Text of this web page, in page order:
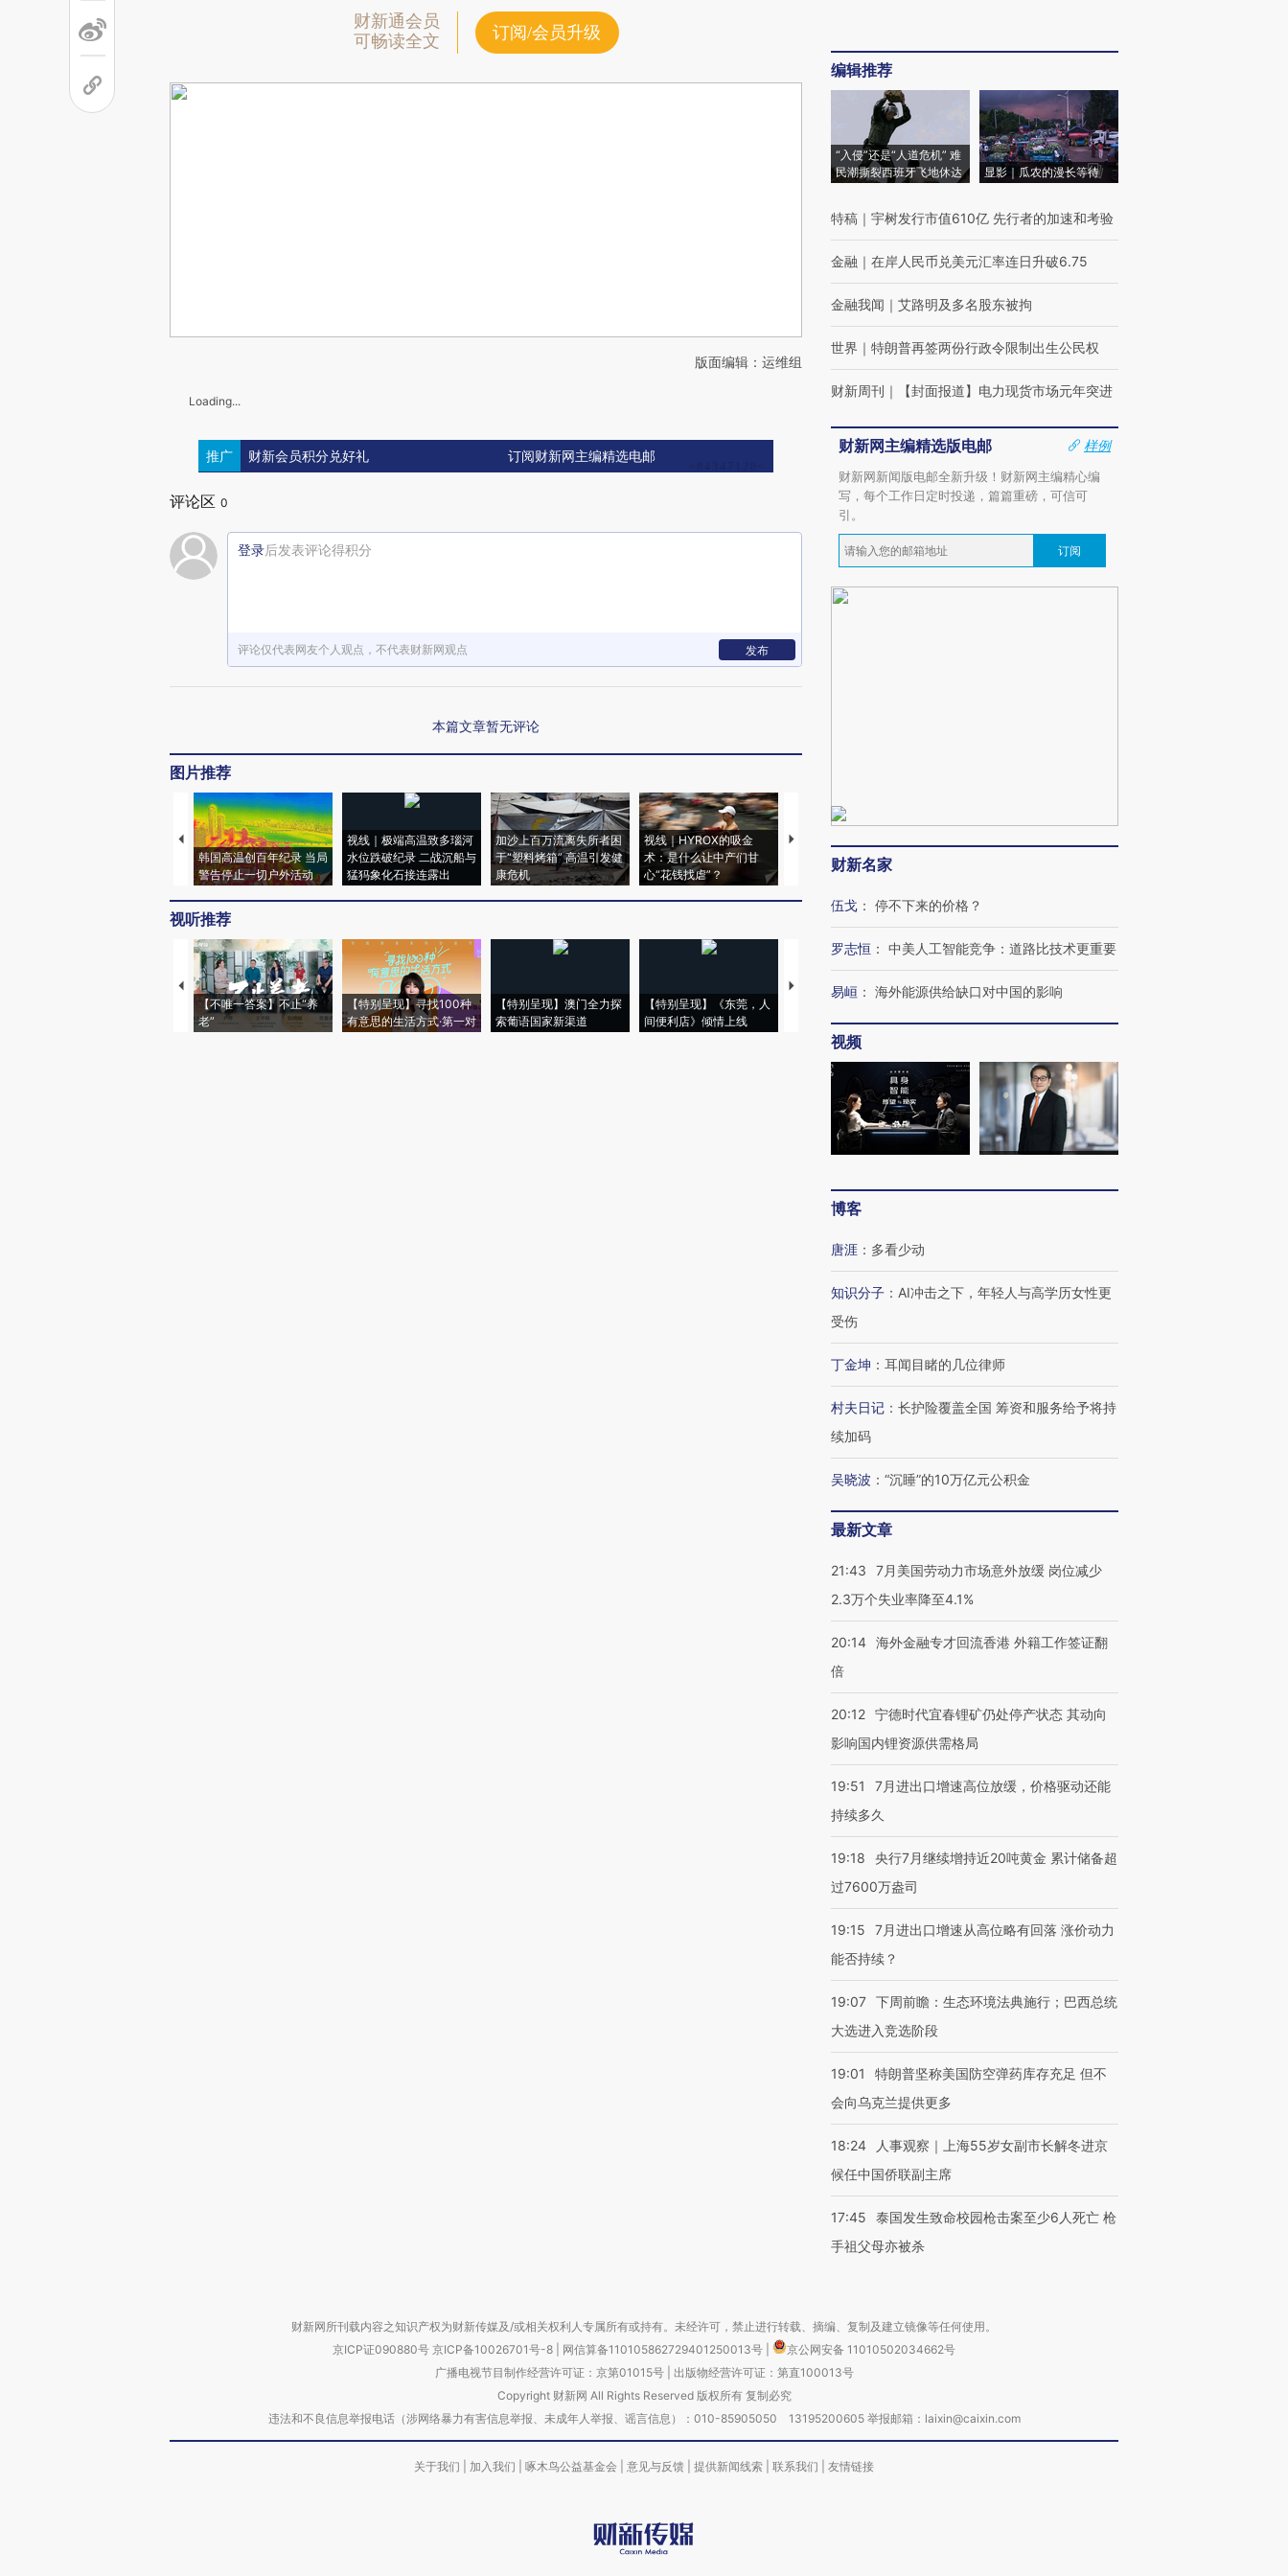
财新通会员
可畅读全文
订阅/会员升级
版面编辑：运维组
Loading...
推广 财新会员积分兑好礼 订阅财新网主编精选电邮
评论区 0
登录后发表评论得积分
评论仅代表网友个人观点，不代表财新网观点 发布
本篇文章暂无评论
图片推荐
韩国高温创百年纪录 当局
警告停止一切户外活动
视线｜极端高温致多瑙河
水位跌破纪录 二战沉船与
猛犸象化石接连露出
加沙上百万流离失所者困
于“塑料烤箱” 高温引发健
康危机
视线｜HYROX的吸金
术：是什么让中产们甘
心“花钱找虐”？
马航飞行员跨国走私7万
粒摇头丸 尿检体内含3种
视听推荐
【不唯一答案】不止“养
老”
【特别呈现】寻找100种
有意思的生活方式·第一对
【特别呈现】澳门全力探
索葡语国家新渠道
【特别呈现】《东莞，人
间便利店》倾情上线
【推广】走进第四届链博
有意思的生活方式·第三对
住三大增长引擎是什么？
编辑推荐
“入侵”还是“人道危机” 难
民潮撕裂西班牙飞地休达
显影｜瓜农的漫长等待
特稿 ｜ 宇树发行市值610亿 先行者的加速和考验
金融 ｜ 在岸人民币兑美元汇率连日升破6.75
金融我闻 ｜ 艾路明及多名股东被拘
世界 ｜ 特朗普再签两份行政令限制出生公民权
财新周刊 ｜ 【封面报道】电力现货市场元年突进
财新网主编精选版电邮
样例
财新网新闻版电邮全新升级！财新网主编精心编
写，每个工作日定时投递，篇篇重磅，可信可
引。
订阅
财新名家
伍戈 ： 停不下来的价格？
罗志恒 ： 中美人工智能竞争：道路比技术更重要
易峘 ： 海外能源供给缺口对中国的影响
视频
博客
唐涯 ： 多看少动
知识分子 ： AI冲击之下，年轻人与高学历女性更
受伤
丁金坤 ： 耳闻目睹的几位律师
村夫日记 ： 长护险覆盖全国 筹资和服务给予将持
续加码
吴晓波 ： “沉睡”的10万亿元公积金
最新文章
21:43
7月美国劳动力市场意外放缓 岗位减少
2.3万个失业率降至4.1%
20:14 海外金融专才回流香港 外籍工作签证翻
倍
20:12 宁德时代宜春锂矿仍处停产状态 其动向
影响国内锂资源供需格局
19:51
7月进出口增速高位放缓，价格驱动还能
持续多久
19:18
央行7月继续增持近20吨黄金 累计储备超
过7600万盎司
19:15
7月进出口增速从高位略有回落 涨价动力
能否持续？
19:07 下周前瞻：生态环境法典施行；巴西总统
大选进入竞选阶段
19:01
特朗普坚称美国防空弹药库存充足 但不
会向乌克兰提供更多
18:24
人事观察｜上海55岁女副市长解冬进京
候任中国侨联副主席
17:45
泰国发生致命校园枪击案至少6人死亡 枪
手祖父母亦被杀
财新网所刊载内容之知识产权为财新传媒及/或相关权利人专属所有或持有。未经许可，禁止进行转载、摘编、复制及建立镜像等任何使用。
京ICP证090880号 京ICP备10026701号-8 网信算备110105862729401250013号
京公网安备 11010502034662号
广播电视节目制作经营许可证：京第01015号| 出版物经营许可证：第直100013号
Copyright 财新网 All Rights Reserved 版权所有 复制必究
违法和不良信息举报电话（涉网络暴力有害信息举报、未成年人举报、谣言信息）：010-85905050 13195200605 举报邮箱：laixin@caixin.com
关于我们 加入我们 啄木鸟公益基金会 意见与反馈 提供新闻线索 联系我们 友情链接